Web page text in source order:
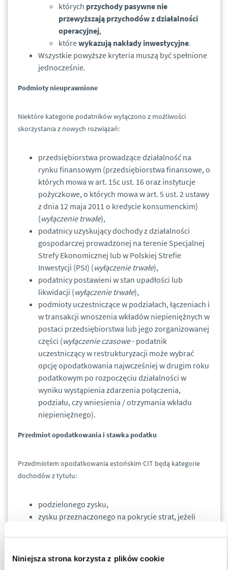
Niniejsza strona korzysta z plików cookie
których przychody pasywne nie
przewyższają przychodów z działalności
operacyjnej,
którewykazują nakłady inwestycyjne.
Wszystkie powyższe kryteria muszą być spełnione
jednocześnie.
Podmioty nieuprawnione
Niektóre kategorie podatników wyłączono z możliwości
skorzystania z nowych rozwiązań:
przedsiębiorstwa prowadzące działalność na
rynku finansowym (przedsiębiorstwa finansowe, o
których mowa w art. 15c ust. 16 oraz instytucje
pożyczkowe, o których mowa w art. 5 ust. 2 ustawy
z dnia 12 maja 2011 o kredycie konsumenckim)
(wyłączenie trwałe),
podatnicy uzyskujący dochody z działalności
gospodarczej prowadzonej na terenie Specjalnej
Strefy Ekonomicznej lub w Polskiej Strefie
Inwestycji (PSI) (wyłączenie trwałe),
podatnicy postawieni w stan upadłości lub
likwidacji (wyłączenie trwałe),
podmioty uczestniczące w podziałach, łączeniach i
w transakcji wnoszenia wkładów niepieniężnych w
postaci przedsiębiorstwa lub jego zorganizowanej
części (wyłączenie czasowe- podatnik
uczestniczący w restrukturyzacji może wybrać
opcję opodatkowania najwcześniej w drugim roku
podatkowym po rozpoczęciu działalności w
wyniku wystąpienia zdarzenia połączenia,
podziału, czy wniesienia / otrzymania wkładu
niepieniężnego).
Przedmiot opodatkowania i stawka podatku
Przedmiotem opodatkowania estońskim CIT będą kategorie
dochodów z tytułu:
podzielonego zysku,
zysku przeznaczonego na pokrycie strat, jeżeli
ukrytych zysków (w tym m.in. wydatków na